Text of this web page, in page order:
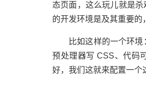
态页面，这么玩儿就是
的开发环境是及其重要的
比如这样的一个环
预处理器写 CSS、代码
好，我们这就来配置一个